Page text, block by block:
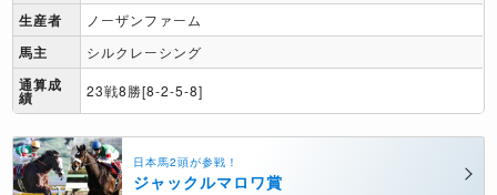
生産者 ノーザンファーム
馬主 シルクレーシング
通算成
績 23戦8勝[8-2-5-8]
日本馬2頭が参戦！
ジャックルマロワ賞